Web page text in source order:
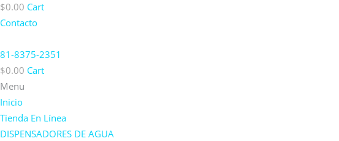
$0.00 Cart
Contacto
81-8375-2351
$0.00 Cart
Menu
Inicio
Tienda En Línea
DISPENSADORES DE AGUA